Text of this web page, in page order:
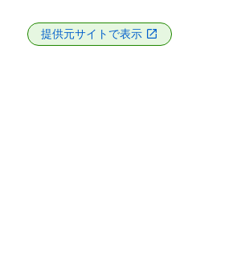
提供元サイトで表示